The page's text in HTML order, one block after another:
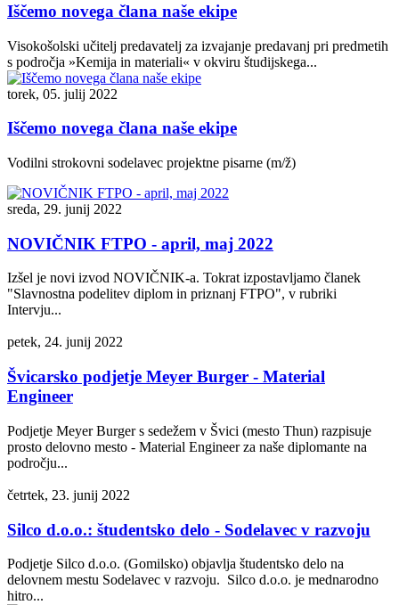
Iščemo novega člana naše ekipe
Visokošolski učitelj predavatelj za izvajanje predavanj pri predmetih
s področja »Kemija in materiali« v okviru študijskega...
torek, 05. julij 2022
Iščemo novega člana naše ekipe
Vodilni strokovni sodelavec projektne pisarne (m/ž)
sreda, 29. junij 2022
NOVIČNIK FTPO - april, maj 2022
Izšel je novi izvod NOVIČNIK-a. Tokrat izpostavljamo članek
"Slavnostna podelitev diplom in priznanj FTPO", v rubriki
Intervju...
petek, 24. junij 2022
Švicarsko podjetje Meyer Burger - Material
Engineer
Podjetje Meyer Burger s sedežem v Švici (mesto Thun) razpisuje
prosto delovno mesto - Material Engineer za naše diplomante na
področju...
četrtek, 23. junij 2022
Silco d.o.o.: študentsko delo - Sodelavec v razvoju
Podjetje Silco d.o.o. (Gomilsko) objavlja študentsko delo na
delovnem mestu Sodelavec v razvoju. Silco d.o.o. je mednarodno
hitro...